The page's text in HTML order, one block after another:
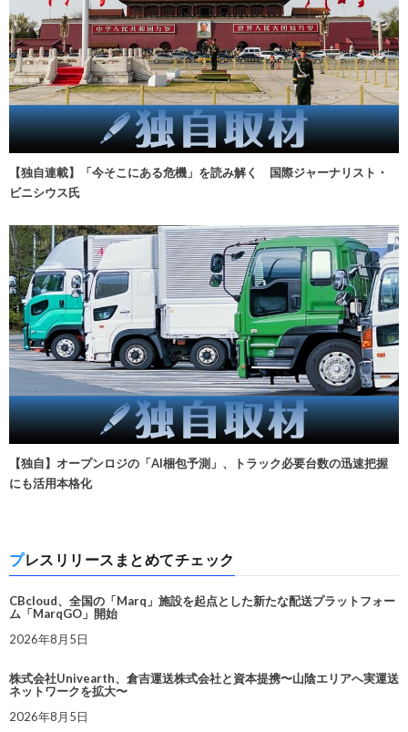
【独自連載】「今そこにある危機」を読み解く 国際ジャーナリスト・
ビニシウス氏
【独自】オープンロジの「AI梱包予測」、トラック必要台数の迅速把握
にも活用本格化
プレスリリースまとめてチェック
CBcloud、全国の「Marq」施設を起点とした新たな配送プラットフォー
ム「MarqGO」開始
2026年8月5日
株式会社Univearth、倉吉運送株式会社と資本提携〜山陰エリアへ実運送
ネットワークを拡大〜
2026年8月5日